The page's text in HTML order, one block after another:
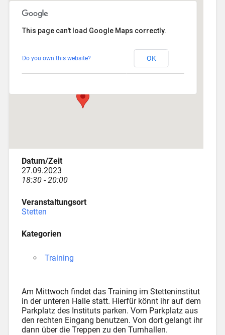
Veranstaltungen
This page can't load Google Maps correctly.
Do you own this website? OK
Datum/Zeit
27.09.2023
18:30 - 20:00
Veranstaltungsort
Stetten
Kategorien
Training
Am Mittwoch findet das Training im Stetteninstitut
in der unteren Halle statt. Hierfür könnt ihr auf dem
Parkplatz des Instituts parken. Vom Parkplatz aus
den rechten Eingang benutzen. Von dort gelangt ihr
dann über die Treppen zu den Turnhallen.